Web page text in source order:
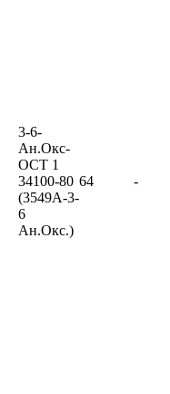
3-6-
Ан.Окс-
ОСТ 1
34100-80
(3549А-3-
6
Ан.Окс.)
64 -